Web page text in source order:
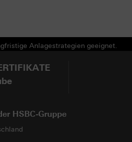
Anlagestrategien geeignet.
HSBC-Gruppe